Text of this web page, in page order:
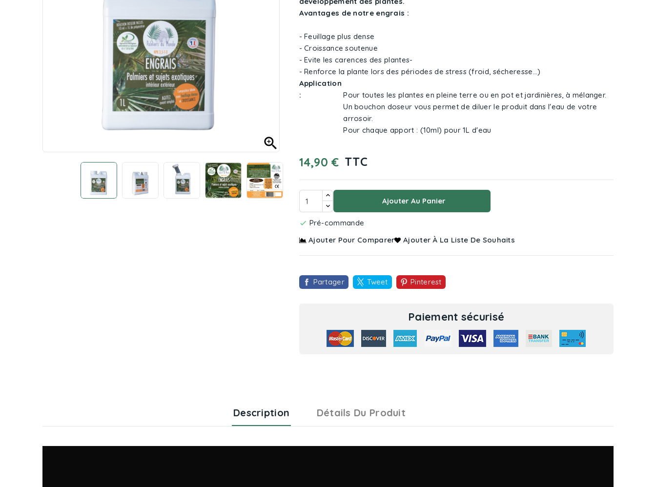

Avantages de notre engrais :
- Feuillage plus dense
- Croissance soutenue
- Evite les carences des plantes-
- Renforce la plante lors des périodes de stress (froid, sécheresse...)
Application
:
Pour toutes les plantes en pleine terre ou en pot et jardinières, à mélanger.
Un bouchon doseur vous permet de diluer le produit dans l'eau de votre
arrosoir.
Pour chaque apport : (10ml) pour 1L d'eau
14,90 € TTC
Ajouter Au Panier
 Pré-commande
Ajouter Pour Comparer
Ajouter À La Liste De Souhaits
Partager Tweet Pinterest
Paiement sécurisé
Description Détails Du Produit